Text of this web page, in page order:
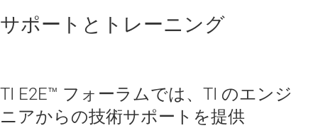
サポートとトレーニング
TI E2E™ フォーラムでは、TI のエンジ
ニアからの技術サポートを提供